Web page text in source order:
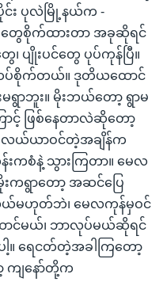
င်း ပုလဲမြို့နယ်က -
ါးတွေစိုက်ထားတာ အခုဆိုရင်
ေ၊ ပျိုးပင်တွေ ပုပ်ကုန်ပြီ။
ပ်စိုက်တယ်။ ဒုတိယထောင်
ရွာဘူး။ မိုးဘယ်တော့ ရွာမ
ာင့် ဖြစ်နေတာလဲဆိုတော့
လယ်ယာဝင်တဲ့အချိန်က
းကစံနဲ့ သွားကြတာ။ မေလ
ကရွာတော့ အဆင်ပြေ
မဟုတ်ဘဲ၊ မေလကုန်မှဝင်
ာင်မယ်၊ ဘာလုပ်မယ်ဆိုရင်
။ ရေငတ်တဲ့အခါကြတော့
ကျနော်တို့က